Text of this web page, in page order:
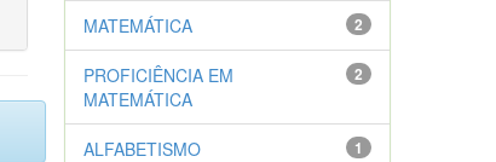
2
MATEMÁTICA
2
PROFICIÊNCIA EM
MATEMÁTICA
1
ALFABETISMO